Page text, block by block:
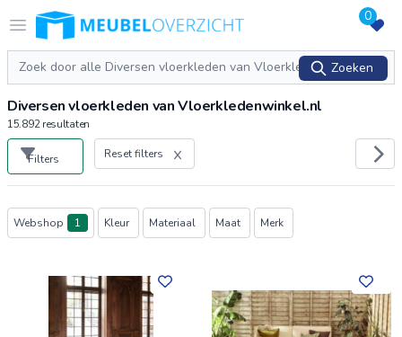
Open menu
Logo Meubeloverzicht.nl 0
Zoeken
Zoeken
Diversen vloerkleden van Vloerkledenwinkel.nl
15.892resultaten
Filters Reset filters
Producten
Webshop 1 Kleur Materiaal Maat Merk